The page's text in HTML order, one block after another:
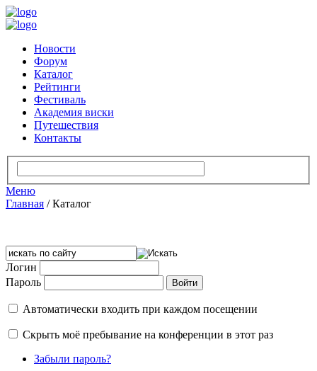
Новости
Форум
Каталог
Рейтинги
Фестиваль
Академия виски
Путешествия
Контакты
Меню
Главная /Каталог
Логин
Пароль
Автоматически входить при каждом посещении
Скрыть моё пребывание на конференции в этот раз
Забыли пароль?